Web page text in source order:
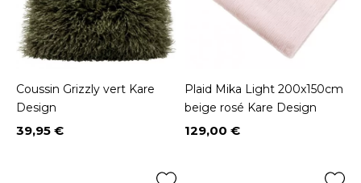
Coussin Grizzly vert Kare
Design
Prix
39,95 €
Plaid Mika Light 200x150cm
beige rosé Kare Design
Prix
129,00 €